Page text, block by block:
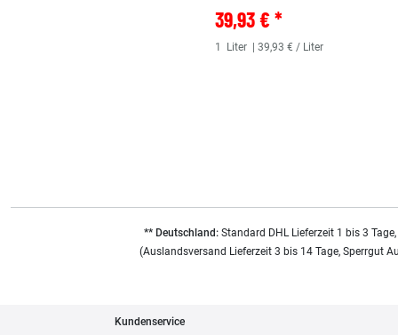
39,93 € *
1 Liter | 39,93 € / Liter
** Deutschland:Standard DHL Lieferzeit 1 bis 3
(Auslandsversand Lieferzeit 3 bis 14 Tage, Sperrgut
Kundenservice